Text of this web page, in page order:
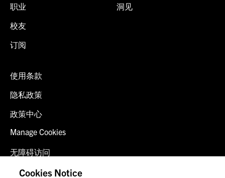
职业
校友
订阅
洞见
使用条款
隐私政策
政策中心
Manage Cookies
无障碍访问
客户登录
Cookies Notice